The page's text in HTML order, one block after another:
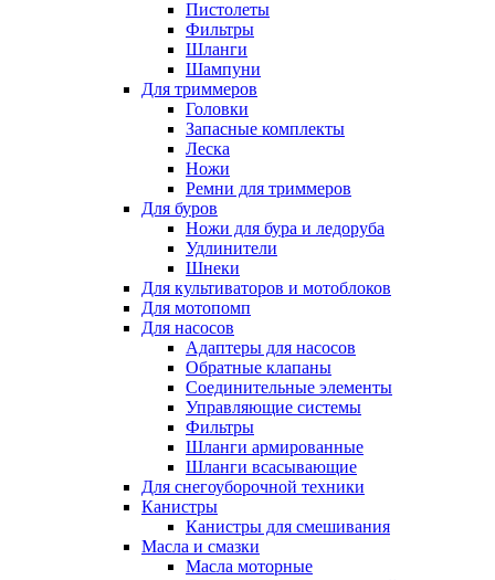
Пистолеты
Фильтры
Шланги
Шампуни
Для триммеров
Головки
Запасные комплекты
Леска
Ножи
Ремни для триммеров
Для буров
Ножи для бура и ледоруба
Удлинители
Шнеки
Для культиваторов и мотоблоков
Для мотопомп
Для насосов
Адаптеры для насосов
Обратные клапаны
Соединительные элементы
Управляющие системы
Фильтры
Шланги армированные
Шланги всасывающие
Для снегоуборочной техники
Канистры
Канистры для смешивания
Масла и смазки
Масла моторные